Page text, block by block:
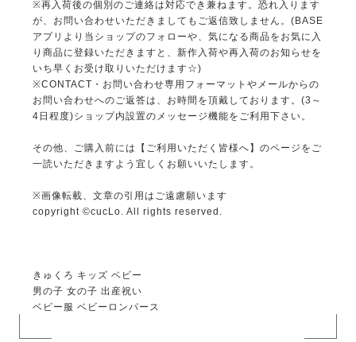
※再入荷後の個別のご連絡は対応でき兼ねます。恐れ入ります
が、お問い合わせいただきましてもご返信致しません。(BASE
アプリより当ショップのフォローや、気になる商品をお気に入
り商品に登録いただきますと、新作入荷や再入荷のお知らせを
いち早くお受け取りいただけます☆)
※CONTACT・お問い合わせ専用フォーマットやメールからの
お問い合わせへのご返答は、お時間を頂戴しております。(3～
4日程度)ショップ内設置のメッセージ機能をご利用下さい。
その他、ご購入前には【ご利用いただく皆様へ】のページをご
一読いただきますよう宜しくお願いいたします。
※画像転載、文章の引用はご遠慮願います
copyright ©cucLo. All rights reserved.
きゅくろ キッズ ベビー
男の子 女の子 出産祝い
ベビー服 ベビーロンパース